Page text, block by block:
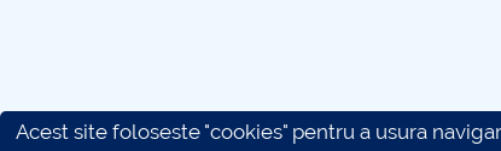
Acest site foloseste "cookies" pentru a usura